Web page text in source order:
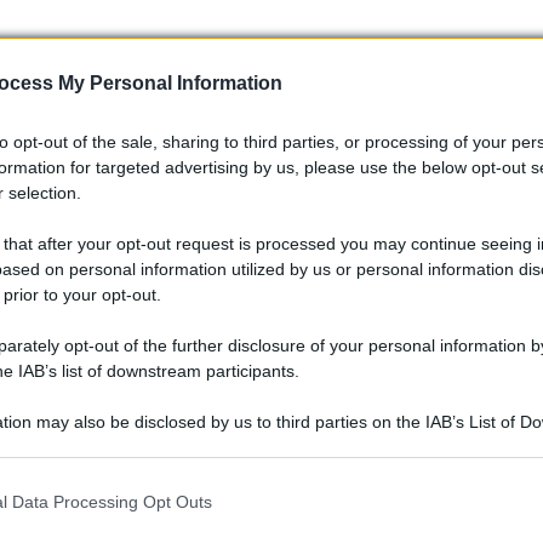
My Personal Information
opt-out of the sale, sharing to third parties, or processing of your
for targeted advertising by us, please use the below opt-out
selection.
that after your opt-out request is processed you may continue seeing
on personal information utilized by us or personal information
to your opt-out.
opt-out of the further disclosure of your personal information
IAB’s list of downstream participants.
may also be disclosed by us to third parties on the IAB’s List of
including but not limited to your visit or usage behaviour. You may
Data Processing Opt Outs
la competizione per il titolo piloti si intensifica
la vittoria ad Austin, ha raggiunto il suo 68° successo